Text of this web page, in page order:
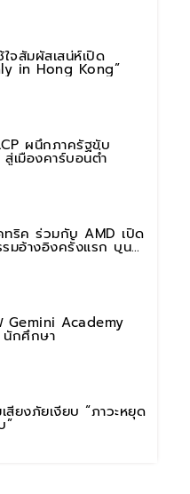
จสัมผัสเสน่ห์เปิด
in Hong Kong”
ผนึกภาครัฐขับ
เมืองคาร์บอนต่ำ
ทริค ร่วมกับ AMD เปิด
มอ้างอิงครั้งแรก บน
เร่งการติดตั้งใช้
Gemini Academy
นักศึกษา
สี่ยงภัยเงียบ “ภาวะหยุด
”